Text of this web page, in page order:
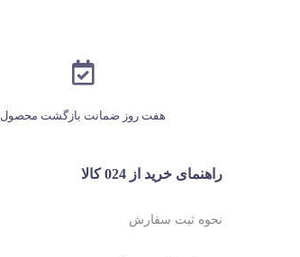
هفت روز ضمانت بازگشت محصول
راهنمای خرید از 024 کالا
نحوه ثبت سفارش